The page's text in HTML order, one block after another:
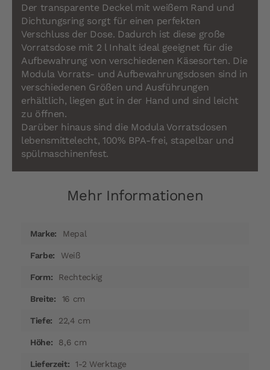
Der transparente Deckel mit weißem Rand und
Dichtungsring sorgt für einen perfekten
Verschluss der Dose. Dadurch ist diese große
Vorratsdose mit 2 l Inhalt ideal geeignet für die
Aufbewahrung von verschiedenen Käsesorten. Die
Modula Vorrats- und Aufbewahrungsdosen sind in
verschiedenen Größen und Ausführungen
erhältlich, liegen gut in der Hand und sind leicht
zu öffnen.
Darüber hinaus sind die Modula Vorratsdosen
lebensmittelecht, 100% BPA-frei, stapelbar und
spülmaschinenfest.
Mehr Informationen
InformationenMepal
Weiß
Rechteckig
16 cm
22,4 cm
8,6 cm
1-2 Werktage